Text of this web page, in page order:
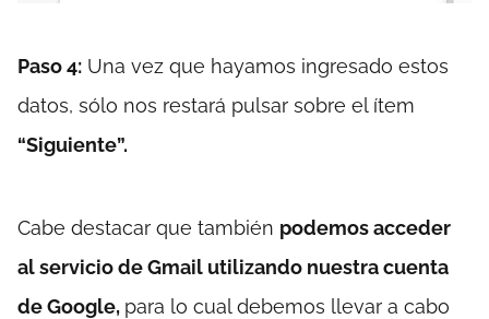
Paso 4: Una vez que hayamos ingresado estos
datos, sólo nos restará pulsar sobre el ítem
“Siguiente”.
Cabe destacar que también podemos acceder
al servicio de Gmail utilizando nuestra cuenta
de Google, para lo cual debemos llevar a cabo